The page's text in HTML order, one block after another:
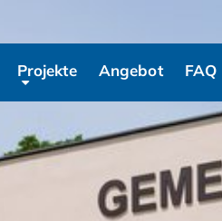
Navigation überspringen
Projekte Angebot FAQ